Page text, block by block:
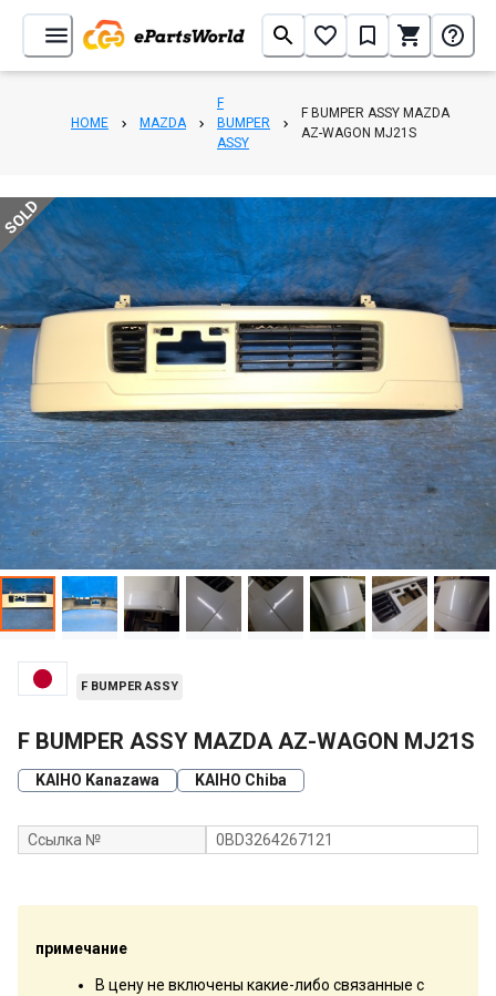
HOME MAZDA
F
BUMPER
ASSY
F BUMPER ASSY MAZDA
AZ-WAGON MJ21S
SOLD
F BUMPER ASSY
F BUMPER ASSY MAZDA AZ-WAGON MJ21S
KAIHO Kanazawa KAIHO Chiba
Ссылка № 0BD3264267121
примечание
В цену не включены какие-либо связанные с